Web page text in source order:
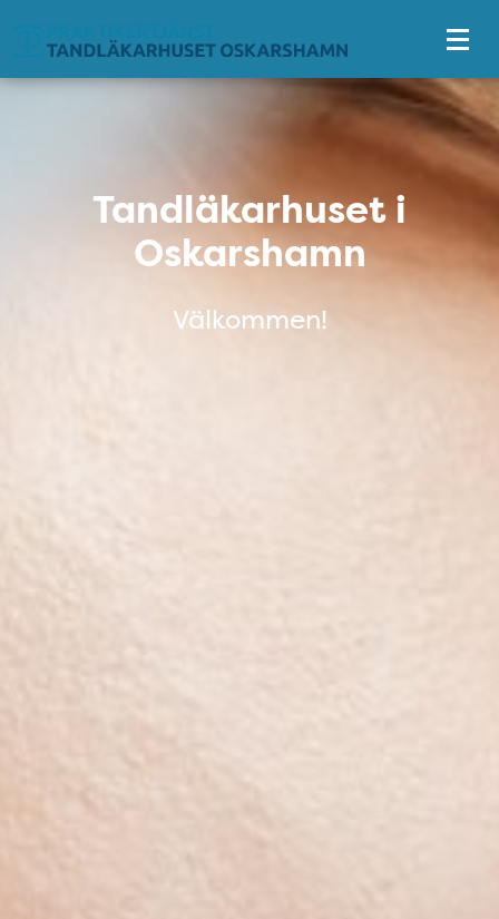
Tandläkarhuset i Oskarshamn
Tandläkarhuset i
Oskarshamn
Välkommen!